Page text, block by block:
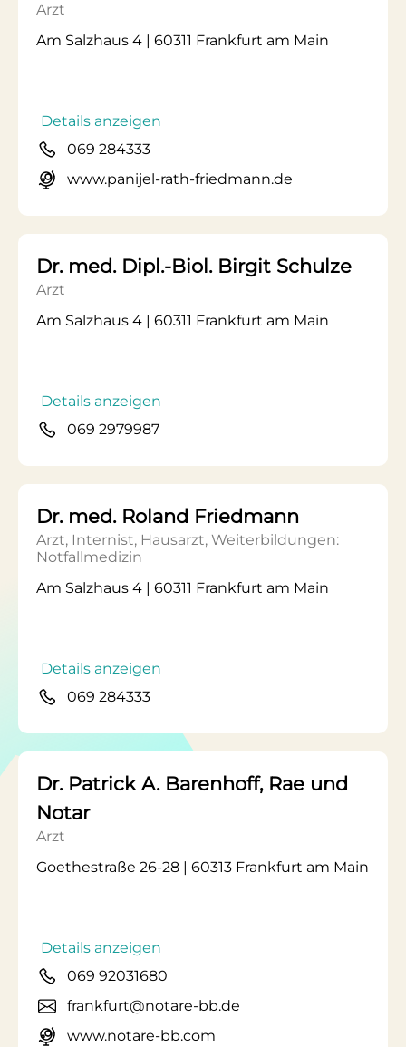
Arzt
Am Salzhaus 4 | 60311 Frankfurt am Main
Details anzeigen
069 284333
www.panijel-rath-friedmann.de
Dr. med. Dipl.-Biol. Birgit Schulze
Arzt
Am Salzhaus 4 | 60311 Frankfurt am Main
Details anzeigen
069 2979987
Dr. med. Roland Friedmann
Arzt, Internist, Hausarzt, Weiterbildungen:
Notfallmedizin
Am Salzhaus 4 | 60311 Frankfurt am Main
Details anzeigen
069 284333
Dr. Patrick A. Barenhoff, Rae und
Notar
Arzt
Goethestraße 26-28 | 60313 Frankfurt am Main
Details anzeigen
069 92031680
frankfurt@notare-bb.de
www.notare-bb.com